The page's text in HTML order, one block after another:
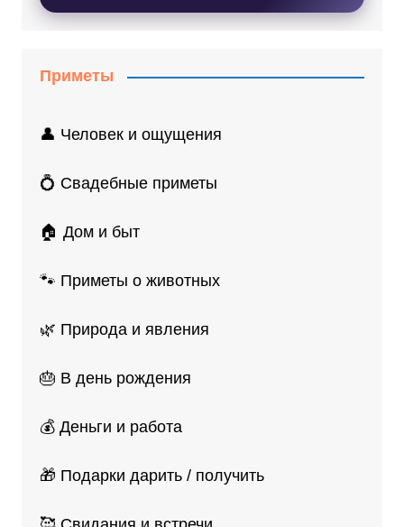
Приметы
👤 Человек и ощущения
💍 Свадебные приметы
🏠 Дом и быт
🐾 Приметы о животных
🌿 Природа и явления
🎂 В день рождения
💰 Деньги и работа
🎁 Подарки дарить / получить